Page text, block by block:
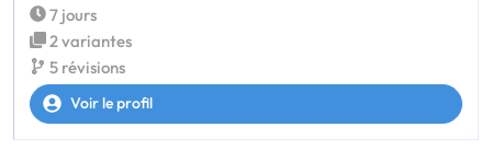
7 jours
2 variantes
5 révisions
Voir le profil